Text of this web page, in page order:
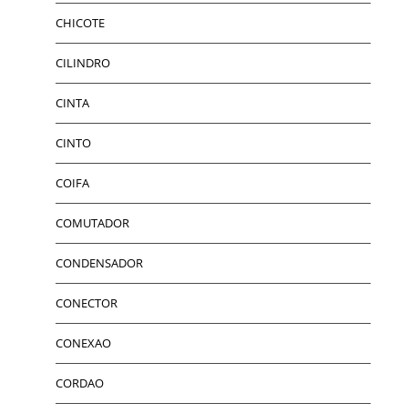
CHICOTE
CILINDRO
CINTA
CINTO
COIFA
COMUTADOR
CONDENSADOR
CONECTOR
CONEXAO
CORDAO